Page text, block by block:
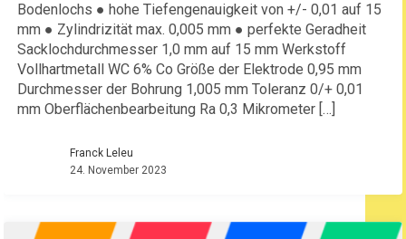
Bodenlochs ● hohe Tiefengenauigkeit von +/- 0,01 auf 15
mm ● Zylindrizität max. 0,005 mm ● perfekte Geradheit
Sacklochdurchmesser 1,0 mm auf 15 mm Werkstoff
Vollhartmetall WC 6% Co Größe der Elektrode 0,95 mm
Durchmesser der Bohrung 1,005 mm Toleranz 0/+ 0,01
mm Oberflächenbearbeitung Ra 0,3 Mikrometer […]
Franck Leleu
24. November 2023